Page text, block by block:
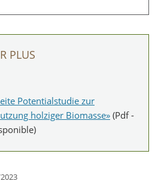
PLUS
Potentialstudie zur
holziger Biomasse» (Pdf -